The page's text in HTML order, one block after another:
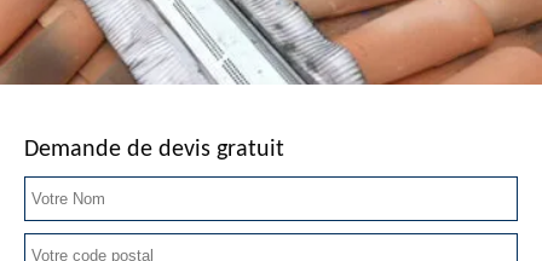
Demande de devis gratuit